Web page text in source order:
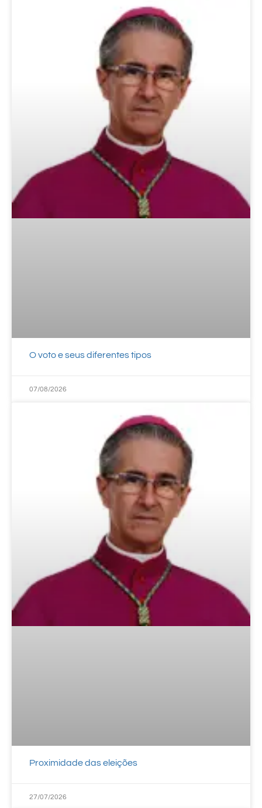
O voto e seus diferentes tipos
07/08/2026
Proximidade das eleições
27/07/2026